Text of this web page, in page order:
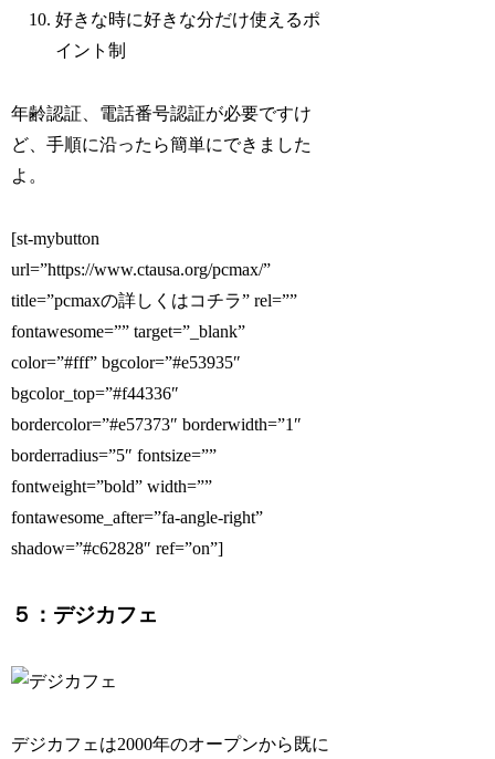
好きな時に好きな分だけ使えるポ
イント制
年齢認証、電話番号認証が必要ですけ
ど、手順に沿ったら簡単にできました
よ。
[st-mybutton
url=”https://www.ctausa.org/pcmax/”
title=”pcmaxの詳しくはコチラ” rel=””
fontawesome=”” target=”_blank”
color=”#fff” bgcolor=”#e53935″
bgcolor_top=”#f44336″
bordercolor=”#e57373″ borderwidth=”1″
borderradius=”5″ fontsize=””
fontweight=”bold” width=””
fontawesome_after=”fa-angle-right”
shadow=”#c62828″ ref=”on”]
５：デジカフェ
デジカフェは2000年のオープンから既に